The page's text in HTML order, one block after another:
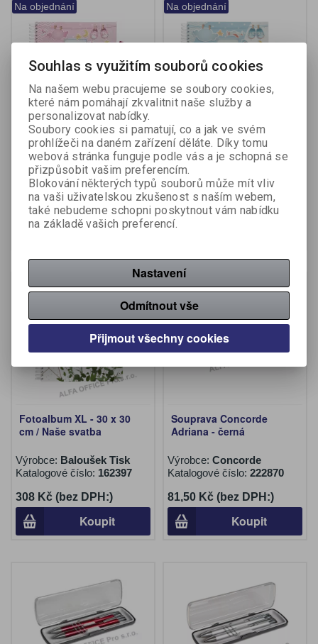
Na objednání
Fotoalbum A4 - 30 x 21
cm / růžová
Výrobce:Baloušek Tisk
Katalogové číslo:162395
257 Kč (bez DPH:)
Koupit
Na objednání
Fotoalbum A4 - 30 x 21
cm / modrá
Výrobce:
Katalogové číslo:162396
257 Kč (bez DPH:)
Na objednání
Fotoalbum XL - 30 x 30
cm / Naše svatba
Výrobce: Baloušek Tisk
Katalogové číslo: 162397
308 Kč (bez DPH:)
Koupit
Souprava Concorde
Adriana - černá
Výrobce: Concorde
Katalogové číslo: 222870
81,50 Kč (bez DPH:)
Koupit
Souhlas s využitím souborů cookies
Na našem webu pracujeme se soubory cookies,
které nám pomáhají zkvalitnit naše služby a
personalizovat nabídky.
Soubory cookies si pamatují, co a jak ve svém
prohlížeči na daném zařízení děláte. Díky tomu
webová stránka funguje podle vás a je schopná se
přizpůsobit vašim preferencím.
Blokování některých typů souborů může mít vliv
na vaši uživatelskou zkušenost s naším webem,
také nebudeme schopni poskytnout vám nabídku
na základě vašich preferencí.
Nastavení
Odmítnout vše
Přijmout všechny cookies